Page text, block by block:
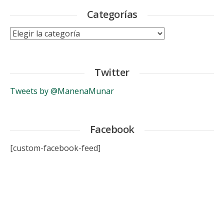
Categorías
Categorías
Twitter
Tweets by @ManenaMunar
Facebook
[custom-facebook-feed]